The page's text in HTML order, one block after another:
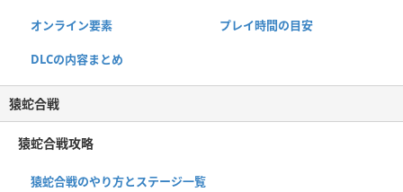
オンライン要素 プレイ時間の目安
DLCの内容まとめ
猿蛇合戦
猿蛇合戦攻略
猿蛇合戦のやり方とステージ一覧